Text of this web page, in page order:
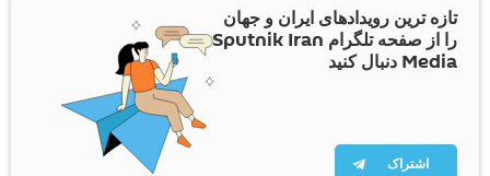
تازه ترین رویدادهای ایران و جهان
را از صفحه تلگرام Sputnik Iran
Media دنبال کنید
اشتراک